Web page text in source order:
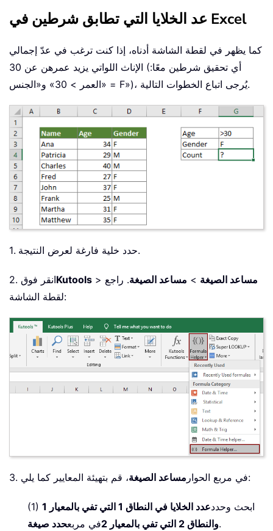
عد الخلايا التي تطابق شرطين في Excel
كما يظهر في لقطة الشاشة أدناه، إذا كنت ترغب في عدّ إجمالي
الإناث اللواتي يزيد عمرهن عن 30 (أي تحقيق شرطين معًا:
«العمر > 30» و«الجنس = F»)، يُرجى اتباع الخطوات التالية.
1. حدد خلية فارغة لعرض النتيجة.
2. انقر فوقKutools > مساعد الصيغة > مساعد الصيغة. راجع
لقطة الشاشة:
3. في مربع الحوار مساعد الصيغة ، قم بتهيئة المعايير كما يلي:
(1) ابحث وحدد
عدد الخلايا في النطاق 1 التي تفي بالمعيار 1
والنطاق 2 التي تفي بالمعيار 2
في مربعحدد صيغة
.